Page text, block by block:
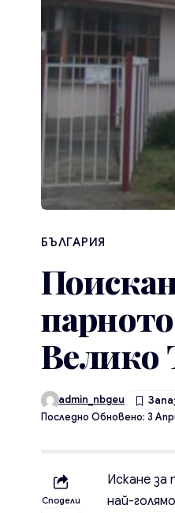
БЪЛГАРИЯ
Велико
Последно Обновено: 3
admin_nbgeu
Сподели
Искане за
най-